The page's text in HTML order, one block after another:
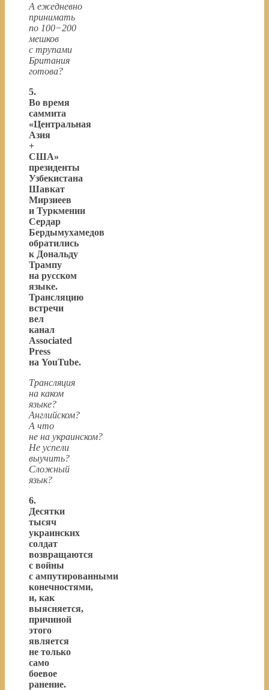
А ежедневно
принимать
по 100−200
мешков
с трупами
Британия
готова?
5.
Во время
саммита
«Центральная
Азия
+
США»
президенты
Узбекистана
Шавкат
Мирзиеев
и Туркмении
Сердар
Бердымухамедов
обратились
к Дональду
Трампу
на русском
языке.
Трансляцию
встречи
вел
канал
Associated
Press
на YouTube.
Трансляция
на каком
языке?
Английском?
А что
не на украинском?
Не успели
выучить?
Сложный
язык?
6.
Десятки
тысяч
украинских
солдат
возвращаются
с войны
с ампутированными
конечностями,
и, как
выясняется,
причиной
этого
является
не только
само
боевое
ранение.